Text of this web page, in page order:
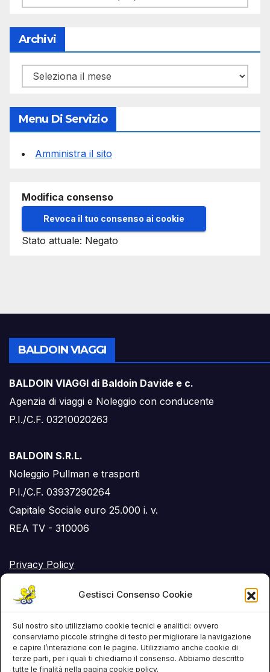
Gestisci Consenso Cookie
Sul nostro sito utilizziamo cookie tecnici e analitici: ovvero
conserviamo piccole stringhe di testo per migliorare la navigazione
e capire l’interazione con le pagine. Utilizziamo anche cookie di
terze parti, per i quali ti chiediamo il consenso. Abbiamo descritto
tutte le finalità nella pagina cookie policy.
Archivi
Archivi
Menu Di Servizio
Amministra il sito
Modifica consenso
Revoca il tuo consenso ai cookie
Stato attuale: Negato
BALDOIN VIAGGI
BALDOIN VIAGGI di Baldoin Davide e c.
Agenzia di viaggi e Noleggio con conducente
P.I./C.F. 03210020263
BALDOIN S.R.L.
Noleggio Pullman e trasporti
P.I./C.F. 03937290264
Capitale Sociale euro 25.000 i. v.
REA TV - 310006
Privacy Policy
Cookie Policy (UE)
RSS Feed